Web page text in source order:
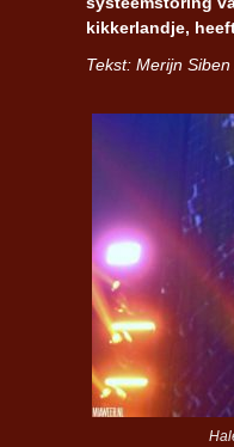
kikkerlandje,
Tekst: Merijn